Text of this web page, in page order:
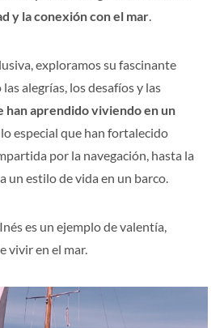
y la conexión con el mar.
exploramos su fascinante
alegrías, los desafíos y las
han aprendido viviendo en un
especial que han fortalecido
por la navegación, hasta la
un estilo de vida en un barco.
es un ejemplo de valentía,
vivir en el mar.